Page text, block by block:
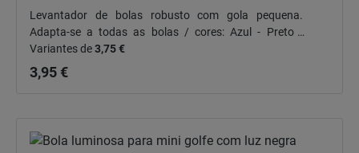
Levantador de bolas robusto com gola pequena.
Adapta-se a todas as bolas / cores: Azul - Preto -
Vermelho - Rosa - Verde - Laranja
Variantes de3,75 €
Preço normal:
3,95 €